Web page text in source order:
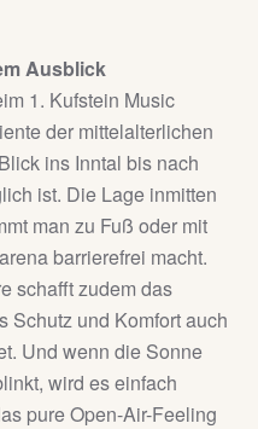
Ausblick
1. Kufstein Music
der mittelalterlichen
ins Inntal bis nach
ist. Die Lage inmitten
man zu Fuß oder mit
barrierefrei macht.
schafft zudem das
Schutz und Komfort auch
Und wenn die Sonne
wird es einfach
pure Open-Air-Feeling